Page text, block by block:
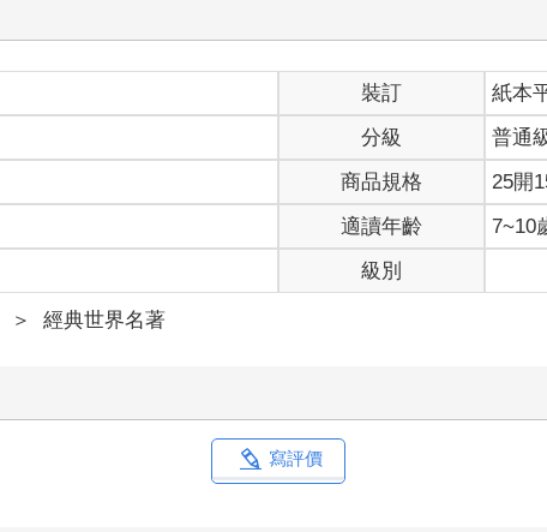
裝訂
紙本
分級
普通
商品規格
25開
適讀年齡
7~10
級別
＞ 經典世界名著
寫評價